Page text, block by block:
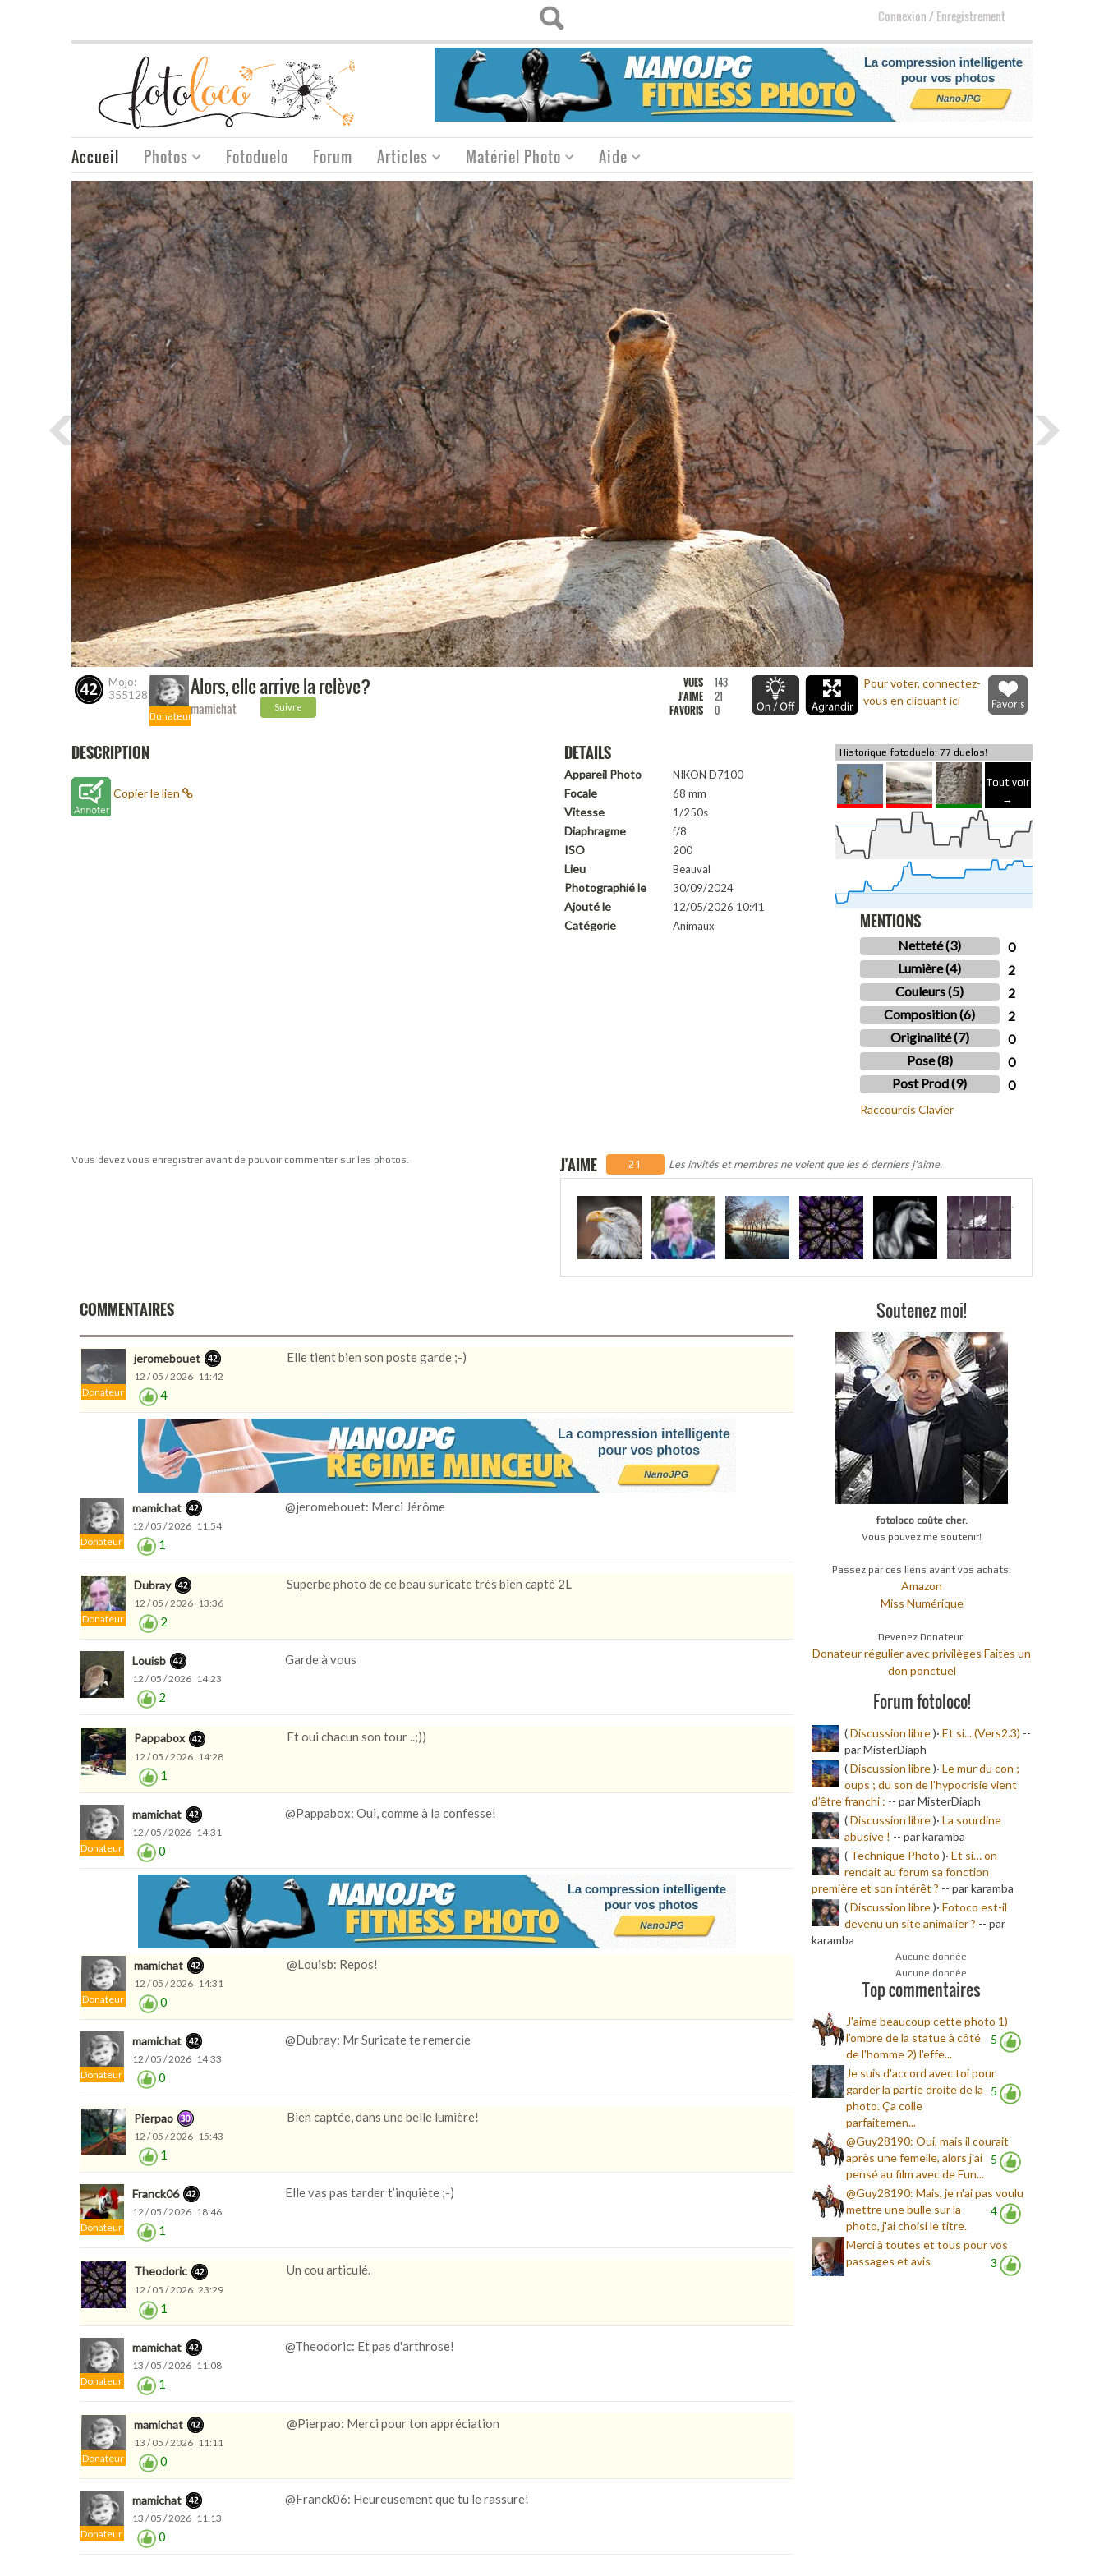
Connexion/Enregistrement
Accueil Photos Fotoduelo Forum Articles Matériel Photo Aide
Mojo:
355128
Donateur
Alors, elle arrive la relève?
mamichat Suivre
VUES
J'AIME
FAVORIS
143
21
0
Pour voter, connectez-
vous en cliquant ici
DESCRIPTION
Copier le lien
DETAILS
Appareil Photo NIKON D7100
Focale 68 mm
Vitesse 1/250s
Diaphragme f/8
ISO 200
Lieu Beauval
Photographié le 30/09/2024
Ajouté le 12/05/2026 10:41
Catégorie Animaux
Historique fotoduelo: 77 duelos!
Tout voir
→
MENTIONS
Netteté (3)
0
Lumière (4)
2
Couleurs (5)
2
Composition (6)
2
Originalité (7)
0
Pose (8)
0
Post Prod (9)
0
Raccourcis Clavier
Vous devez vous enregistrer avant de pouvoir commenter sur les photos. J'AIME 21 Les invités et membres ne voient que les 6 derniers j'aime.
.
COMMENTAIRES
Donateur
jeromebouet
12 / 05 / 2026 11:42
4
Elle tient bien son poste garde ;-)
Donateur
mamichat
12 / 05 / 2026 11:54
1
@jeromebouet: Merci Jérôme
Donateur
Dubray
12 / 05 / 2026 13:36
2
Superbe photo de ce beau suricate très bien capté 2L
Louisb
12 / 05 / 2026 14:23
2
Garde à vous
Pappabox
12 / 05 / 2026 14:28
1
Et oui chacun son tour ..;))
Donateur
mamichat
12 / 05 / 2026 14:31
0
@Pappabox: Oui, comme à la confesse!
Donateur
mamichat
12 / 05 / 2026 14:31
0
@Louisb: Repos!
Donateur
mamichat
12 / 05 / 2026 14:33
0
@Dubray: Mr Suricate te remercie
Pierpao
12 / 05 / 2026 15:43
1
Bien captée, dans une belle lumière!
Donateur
Franck06
12 / 05 / 2026 18:46
1
Elle vas pas tarder t’inquiète ;-)
Theodoric
12 / 05 / 2026 23:29
1
Un cou articulé.
Donateur
mamichat
13 / 05 / 2026 11:08
1
@Theodoric: Et pas d'arthrose!
Donateur
mamichat
13 / 05 / 2026 11:11
0
@Pierpao: Merci pour ton appréciation
Donateur
mamichat
13 / 05 / 2026 11:13
0
@Franck06: Heureusement que tu le rassure!
Soutenez moi!
fotoloco coûte cher.
Vous pouvez me soutenir!
Passez par ces liens avant vos achats:
Amazon
Miss Numérique
Devenez Donateur:
Donateur régulier avec privilèges Faites un
don ponctuel
Forum fotoloco!
(Discussion libre)·Et si... (Vers2.3) --
par MisterDiaph
(Discussion libre)·Le mur du con ;
oups ; du son de l’hypocrisie vient
d’être franchi : -- par MisterDiaph
(Discussion libre)·La sourdine
abusive ! -- par karamba
( Technique Photo )·Et si… on
rendait au forum sa fonction
première et son intérêt ? -- par karamba
(Discussion libre)·Fotoco est-il
devenu un site animalier ? -- par
karamba
Aucune donnée
Aucune donnée
Top commentaires
5
J'aime beaucoup cette photo 1)
l'ombre de la statue à côté
de l'homme 2) l'effe...
5
Je suis d'accord avec toi pour
garder la partie droite de la
photo. Ça colle
parfaitemen...
5
@Guy28190: Oui, mais il courait
après une femelle, alors j'ai
pensé au film avec de Fun...
4
@Guy28190: Mais, je n'ai pas voulu
mettre une bulle sur la
photo, j'ai choisi le titre.
3
Merci à toutes et tous pour vos
passages et avis